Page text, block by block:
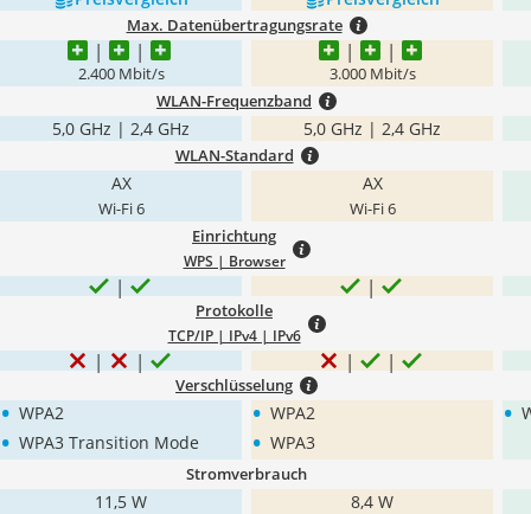
Max. Datenübertragungsrate
2.400 Mbit/s 3.000 Mbit/s
WLAN-Frequenzband
5,0 GHz | 2,4 GHz 5,0 GHz | 2,4 GHz
WLAN-Standard
AX
Wi-Fi 6
AX
Wi-Fi 6
Einrichtung
WPS | Browser
Protokolle
TCP/IP | IPv4 | IPv6
Verschlüsselung
• WPA2
• WPA3 Transition Mode
• WPA2
• WPA3
•
Stromverbrauch
11,5 W 8,4 W